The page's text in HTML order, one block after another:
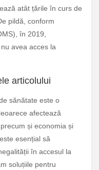
atât țările în curs de
pildă, conform
în 2019,
avea acces la
articolului
sănătate este o
afectează
și economia și
esențial să
în accesul la
soluțiile pentru